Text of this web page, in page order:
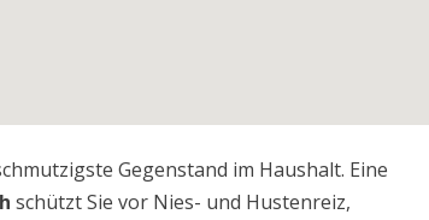
Gegenstand im Haushalt. Eine
schützt Sie vor Nies- und Hustenreiz,